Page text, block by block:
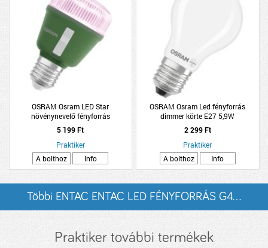
OSRAM Osram LED Star
növénynevelő fényforrás
5 199 Ft
Praktiker
A bolthoz
Info
OSRAM Osram Led fényforrás
dimmer körte E27 5,9W
2 299 Ft
Praktiker
A bolthoz
Info
Többi ENTAC ENTAC LED FÉNYFORRÁS G4...
Praktiker további termékek